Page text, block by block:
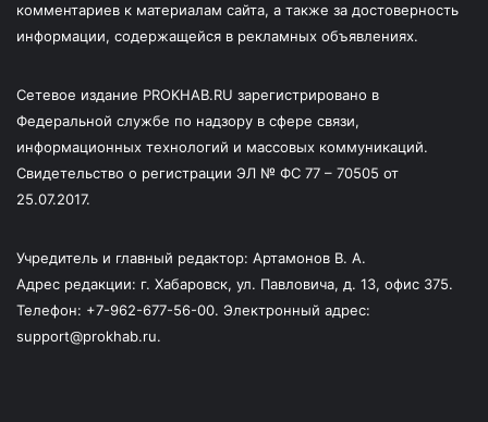
комментариев к материалам сайта, а также за достоверность
информации, содержащейся в рекламных объявлениях.
Сетевое издание PROKHAB.RU зарегистрировано в
Федеральной службе по надзору в сфере связи,
информационных технологий и массовых коммуникаций.
Свидетельство о регистрации ЭЛ № ФС 77 – 70505 от
25.07.2017.
Учредитель и главный редактор: Артамонов В. А.
Адрес редакции: г. Хабаровск, ул. Павловича, д. 13, офис 375.
Телефон: +7-962-677-56-00. Электронный адрес:
support@prokhab.ru.